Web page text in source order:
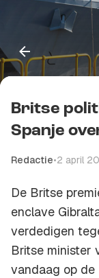
Britse
Spanje
Redactie•2 april
De Britse
enclave
verdedigen
Britse minister
vandaag op de